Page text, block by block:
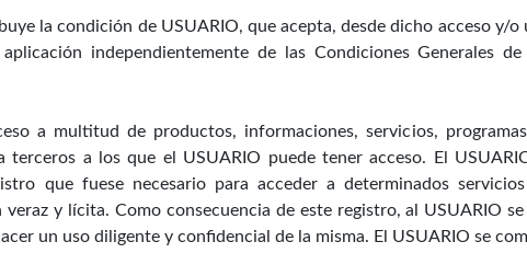
la condición de USUARIO, que acepta, desde dicho acceso y/
independientemente de las Condiciones Generales
a multitud de productos, informaciones, servicios,
terceros a los que el USUARIO puede tener acceso. El
que fuese necesario para acceder a determinados
y lícita. Como consecuencia de este registro, al USUARIO
un uso diligente y confidencial de la misma. El USUARIO se